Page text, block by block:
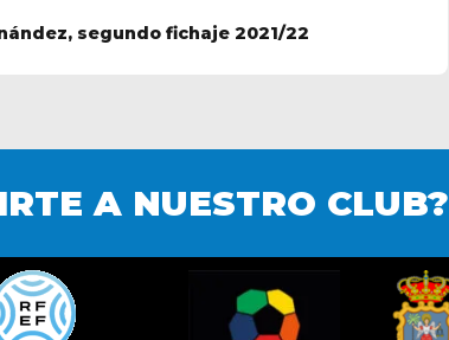
segundo fichaje 2021/22
A NUESTRO CLUB?